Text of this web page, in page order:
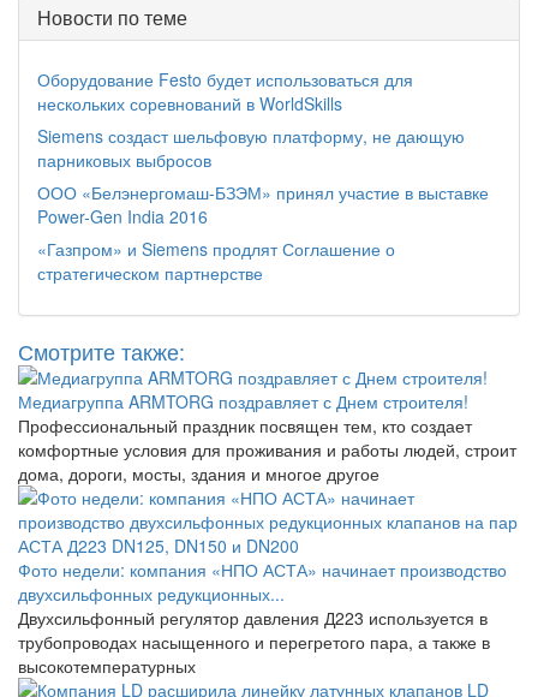
Новости по теме
Оборудование Festo будет использоваться для
нескольких соревнований в WorldSkills
Siemens создаст шельфовую платформу, не дающую
парниковых выбросов
ООО «Белэнергомаш-БЗЭМ» принял участие в выставке
Power-Gen India 2016
«Газпром» и Siemens продлят Соглашение о
стратегическом партнерстве
Смотрите также:
Медиагруппа ARMTORG поздравляет с Днем строителя!
Профессиональный праздник посвящен тем, кто создает
комфортные условия для проживания и работы людей, строит
дома, дороги, мосты, здания и многое другое
Фото недели: компания «НПО АСТА» начинает производство
двухсильфонных редукционных...
Двухсильфонный регулятор давления Д223 используется в
трубопроводах насыщенного и перегретого пара, а также в
высокотемпературных